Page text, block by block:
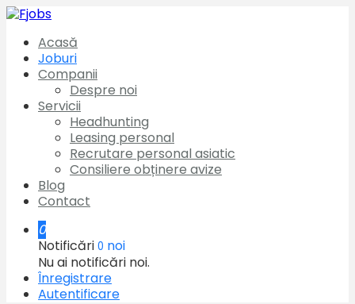
Acasă
Joburi
Companii
Despre noi
Servicii
Headhunting
Leasing personal
Recrutare personal asiatic
Consiliere obținere avize
Blog
Contact
0
Notificări 0 noi
Nu ai notificări noi.
Înregistrare
Autentificare